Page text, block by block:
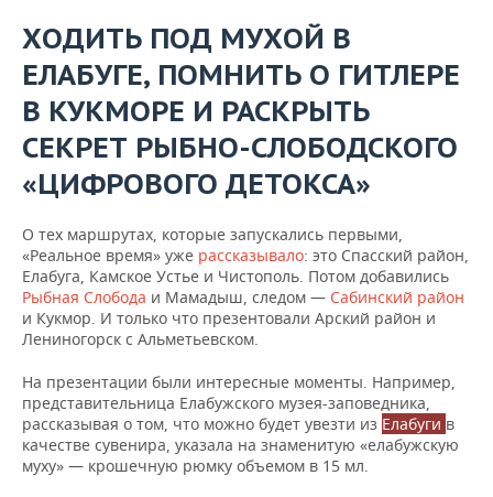
ХОДИТЬ ПОД МУХОЙ В
ЕЛАБУГЕ, ПОМНИТЬ О ГИТЛЕРЕ
В КУКМОРЕ И РАСКРЫТЬ
СЕКРЕТ РЫБНО-СЛОБОДСКОГО
«ЦИФРОВОГО ДЕТОКСА»
О тех маршрутах, которые запускались первыми,
«Реальное время» уже рассказывало: это Спасский район,
Елабуга, Камское Устье и Чистополь. Потом добавились
Рыбная Слобода и Мамадыш, следом — Сабинский район
и Кукмор. И только что презентовали Арский район и
Лениногорск с Альметьевском.
На презентации были интересные моменты. Например,
представительница Елабужского музея-заповедника,
рассказывая о том, что можно будет увезти из Елабуги в
качестве сувенира, указала на знаменитую «елабужскую
муху» — крошечную рюмку объемом в 15 мл.